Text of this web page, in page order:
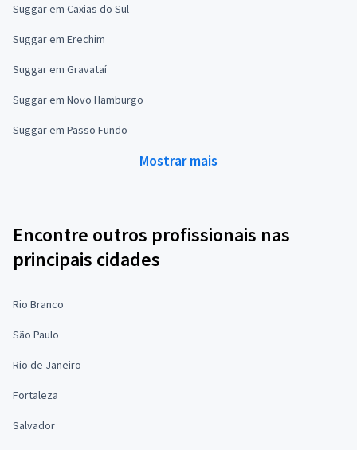
Suggar em Caxias do Sul
Suggar em Erechim
Suggar em Gravataí
Suggar em Novo Hamburgo
Suggar em Passo Fundo
Mostrar mais
Encontre outros profissionais nas
principais cidades
Rio Branco
São Paulo
Rio de Janeiro
Fortaleza
Salvador